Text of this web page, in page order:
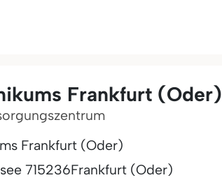
Frankfurt (Oder)
Frankfurt (Oder)
715236Frankfurt (Oder)